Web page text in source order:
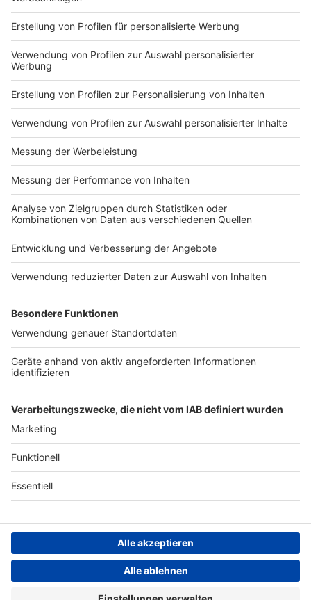
Du hast dir noch keine Artikel gemerkt
Impressum
Nutzungsbedingungen
Jobs
Presse
Werben
Archiv
ANTENNE BAYERN GROUP
Stiftung ANTENNE BAYERN
hilft
Teilnahmebedingungen
Grounding Page ANTENNE
BAYERN
Kontakt
Studio-Hotline
Verkehrs-Hotline
Datenschutz­erklärung
einstellungen
Persönliche Datenkontrolle
Newsletter